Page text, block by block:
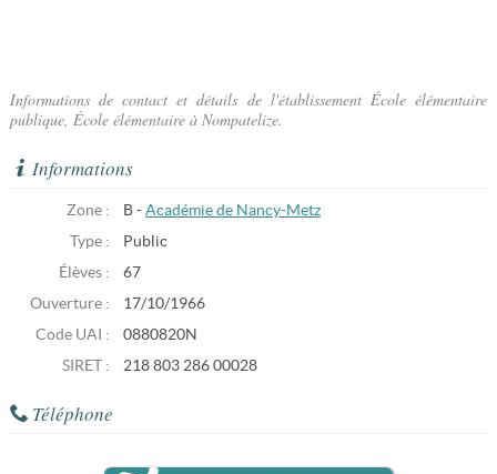
Informations de contact et détails de l'établissement École élémentaire
publique, École élémentaire à Nompatelize.
Informations
Zone : B - Académie de Nancy-Metz
Type :
Public
Élèves :
67
Ouverture :
17/10/1966
Code UAI :
0880820N
SIRET :
218 803 286 00028
Téléphone